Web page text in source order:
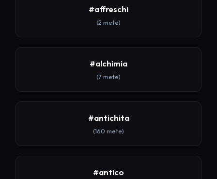
#affreschi
(2 mete)
#alchimia
(7 mete)
#antichita
(160 mete)
#antico